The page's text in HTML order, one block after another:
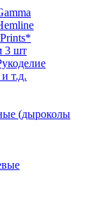
3 шт
т.д.
(дыроколы